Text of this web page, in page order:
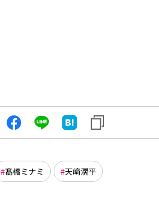
髙橋ミナミ 天﨑滉平